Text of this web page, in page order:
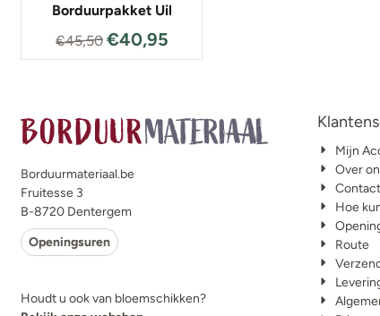
Borduurpakket Uil
€45,50 €40,95
Borduurmateriaal.be
Fruitesse 3
B-8720 Dentergem
Openingsuren
Houdt u ook van bloemschikken?
Mijn
Over
Contact
Hoe
Route